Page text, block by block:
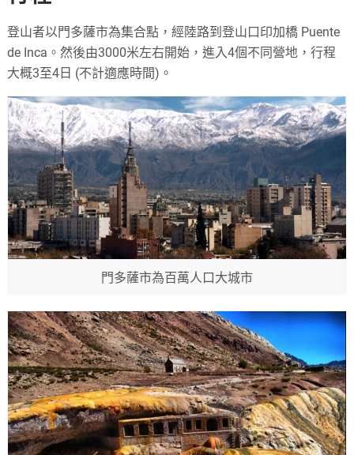
登山者以門多薩市為集合點，經陸路到登山口印加橋 Puente
de Inca。然後由3000米左右開始，進入4個不同營地，行程
大概3至4日 (不計適應時間)。
門多薩市為百萬人口大城市